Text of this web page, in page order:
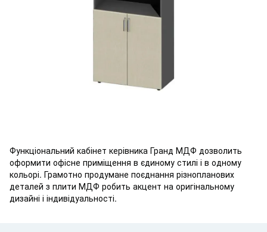
Функціональний кабінет керівника Гранд МДФ дозволить
оформити офісне приміщення в єдиному стилі і в одному
кольорі. Грамотно продумане поєднання різнопланових
деталей з плити МДФ робить акцент на оригінальному
дизайні і індивідуальності.